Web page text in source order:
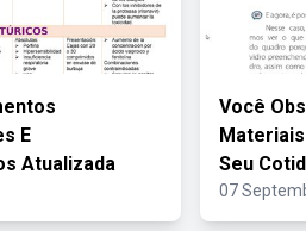
E
Atualizada
Você
Seu
07